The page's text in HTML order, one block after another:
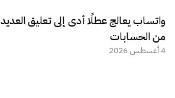
واتساب يعالج عطلًا أدى إلى تعليق العديد
من الحسابات
4 أغسطس 2026